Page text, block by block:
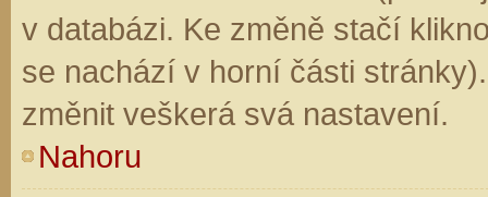
v databázi. Ke změně stačí
se nachází v horní části
změnit veškerá svá nastavení.
Nahoru